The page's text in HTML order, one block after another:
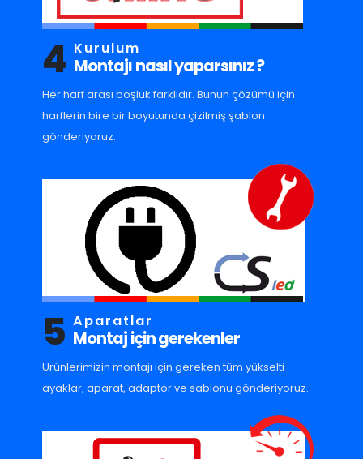
4 Kurulum
Montajı nasıl yaparsınız ?
Her harf arası boşluk farklıdır. Bunun çözümü için
harflerin bire bir boyutunda çizilmiş şablon
gönderiyoruz.
5 Aparatlar
Montaj için gerekenler
Ürünlerimizin montajı için gereken tüm yükselti
ayaklar, aparat, adaptor ve sablonu gönderiyoruz.